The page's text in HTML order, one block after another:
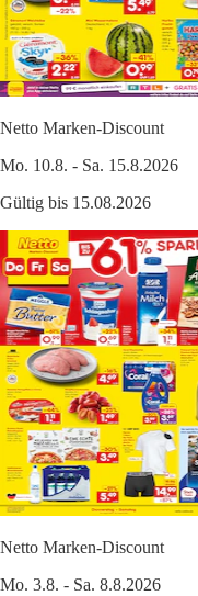
Netto Marken-Discount
Mo. 10.8. - Sa. 15.8.2026
Gültig bis 15.08.2026
Netto Marken-Discount
Mo. 3.8. - Sa. 8.8.2026